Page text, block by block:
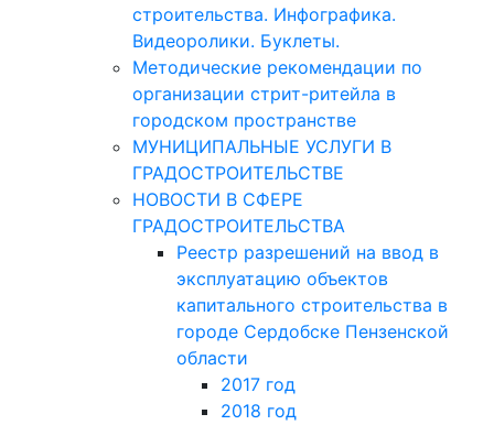
строительства. Инфографика.
Видеоролики. Буклеты.
Методические рекомендации по
организации стрит-ритейла в
городском пространстве
МУНИЦИПАЛЬНЫЕ УСЛУГИ В
ГРАДОСТРОИТЕЛЬСТВЕ
НОВОСТИ В СФЕРЕ
ГРАДОСТРОИТЕЛЬСТВА
Реестр разрешений на ввод в
эксплуатацию объектов
капитального строительства в
городе Сердобске Пензенской
области
2017 год
2018 год